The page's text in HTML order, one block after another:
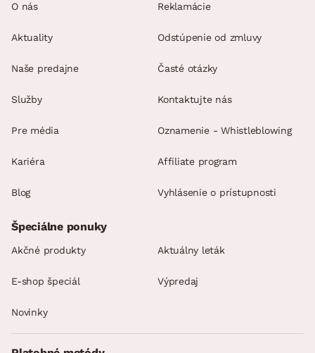
O nás
Aktuality
Naše predajne
Služby
Pre média
Kariéra
Blog
Reklamácie
Odstúpenie od zmluvy
Časté otázky
Kontaktujte nás
Oznamenie - Whistleblowing
Affiliate program
Vyhlásenie o prístupnosti
Špeciálne ponuky
Akčné produkty Aktuálny leták
E-shop špeciál Výpredaj
Novinky